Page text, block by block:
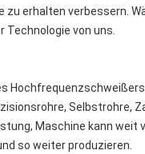
erhalten verbessern.
Technologie von uns.
Hochfrequenzschweißers
Selbstrohre,
Maschine kann weit
so weiter produzieren.